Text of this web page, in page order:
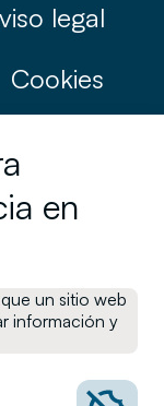
en
un sitio web
información y
legal
Cookies